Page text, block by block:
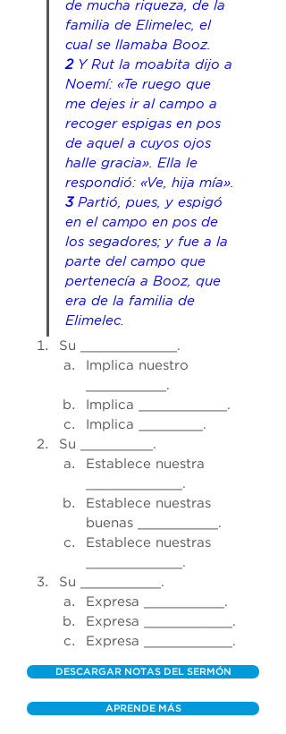
de mucha riqueza, de la
familia de Elimelec, el
cual se llamaba Booz.
2 Y Rut la moabita dijo a
Noemí: «Te ruego que
me dejes ir al campo a
recoger espigas en pos
de aquel a cuyos ojos
halle gracia». Ella le
respondió: «Ve, hija mía».
3 Partió, pues, y espigó
en el campo en pos de
los segadores; y fue a la
parte del campo que
pertenecía a Booz, que
era de la familia de
Elimelec.
Su ____________.
Implica nuestro
__________.
Implica ___________.
Implica ________.
Su _________.
Establece nuestra
____________.
Establece nuestras
buenas __________.
Establece nuestras
____________.
Su __________.
Expresa __________.
Expresa ___________.
Expresa ___________.
DESCARGAR NOTAS DEL SERMÓN
APRENDE MÁS